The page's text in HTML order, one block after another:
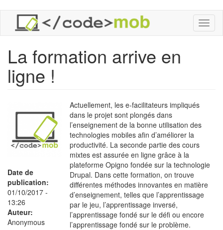
contenu
La formation arrive en
ligne !
Date de
publication:
01/10/2017 -
13:26
Auteur:
Anonymous
Actuellement, les e-facilitateurs impliqués
dans le projet sont plongés dans
l’enseignement de la bonne utilisation des
technologies mobiles afin d’améliorer la
productivité. La seconde partie des cours
mixtes est assurée en ligne grâce à la
plateforme Opigno fondée sur la technologie
Drupal. Dans cette formation, on trouve
différentes méthodes innovantes en matière
d’enseignement, telles que l’apprentissage
par le jeu, l’apprentissage inversé,
l’apprentissage fondé sur le défi ou encore
l’apprentissage fondé sur le problème.